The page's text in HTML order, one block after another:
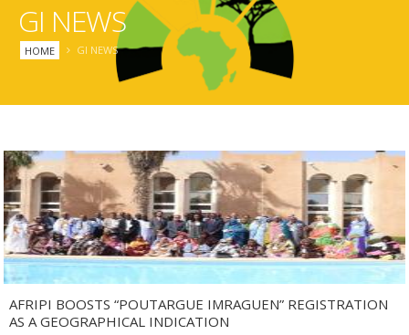
GI NEWS
Breadcrumb
HOME GI NEWS
AFRIPI BOOSTS “POUTARGUE IMRAGUEN” REGISTRATION
AS A GEOGRAPHICAL INDICATION